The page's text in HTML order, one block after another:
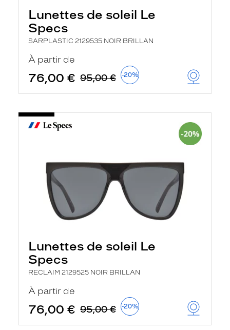
Lunettes de soleil Le
Specs
SARPLASTIC 2129535 NOIR BRILLAN
À partir de
76,00 € 95,00 € -20%
Lunettes de soleil Le
Specs
RECLAIM 2129525 NOIR BRILLAN
À partir de
76,00 € 95,00 € -20%